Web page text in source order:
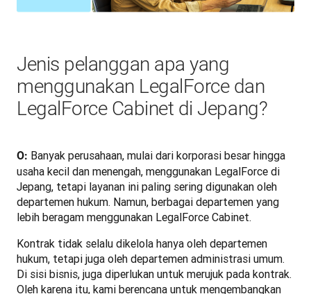
Jenis pelanggan apa yang
menggunakan LegalForce dan
LegalForce Cabinet di Jepang?
O: Banyak perusahaan, mulai dari korporasi besar hingga
usaha kecil dan menengah, menggunakan LegalForce di
Jepang, tetapi layanan ini paling sering digunakan oleh
departemen hukum. Namun, berbagai departemen yang
lebih beragam menggunakan LegalForce Cabinet.
Kontrak tidak selalu dikelola hanya oleh departemen
hukum, tetapi juga oleh departemen administrasi umum.
Di sisi bisnis, juga diperlukan untuk merujuk pada kontrak.
Oleh karena itu, kami berencana untuk mengembangkan